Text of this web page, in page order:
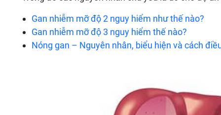
Gan nhiễm mỡ độ 2 nguy hiểm như thế nào?
Gan nhiễm mỡ độ 3 nguy hiểm thế nào?
Nóng gan – Nguyên nhân, biểu hiện và cách